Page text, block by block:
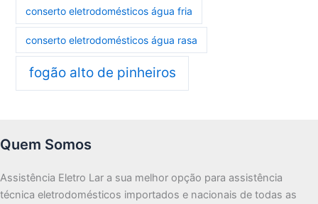
conserto eletrodomésticos água fria
conserto eletrodomésticos água rasa
fogão alto de pinheiros
Quem Somos
Assistência Eletro Lar a sua melhor opção para assistência
técnica eletrodomésticos importados e nacionais de todas as